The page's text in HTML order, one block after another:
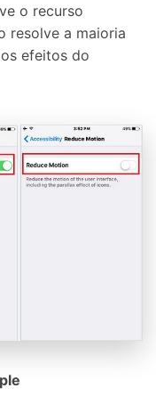
o recurso
resolve a maioria
efeitos do